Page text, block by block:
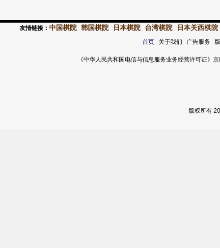
友情链接： 中国棋院 韩国棋院 日本棋院 台湾棋院 日本关西棋院
首页关于我们 广告服务
《中华人民共和国电信与信息服务业务经营许可证
版权所有